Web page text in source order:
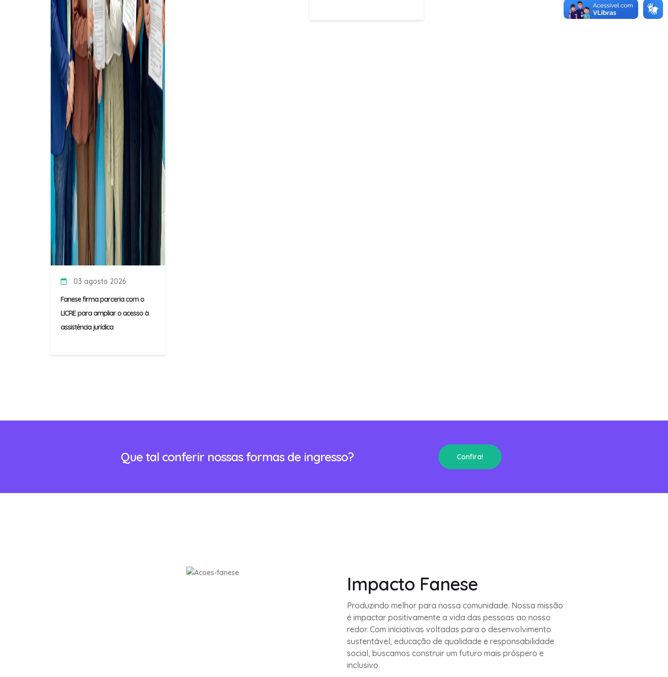
03 agosto 2026
Fanese firma parceria com o
LICRE para ampliar o acesso à
assistência jurídica
Que tal conferir nossas formas de ingresso? Confira!
Impacto Fanese
Produzindo melhor para nossa comunidade. Nossa missão
é impactar positivamente a vida das pessoas ao nosso
redor. Com iniciativas voltadas para o desenvolvimento
sustentável, educação de qualidade e responsabilidade
social, buscamos construir um futuro mais próspero e
inclusivo.